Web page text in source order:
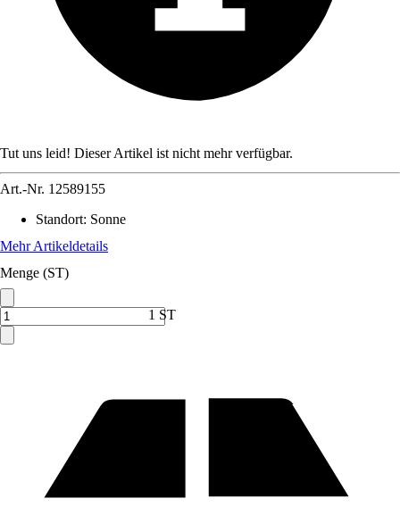
Tut uns leid! Dieser Artikel ist nicht mehr verfügbar.
Art.-Nr. 12589155
Standort: Sonne
Mehr Artikeldetails
Menge (ST)
1 ST